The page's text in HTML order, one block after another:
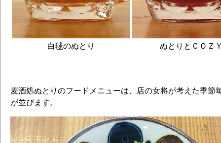
白毬のぬとり ぬとりとＣＯＺ
麦酒処ぬとりのフードメニューは、店の女将が考えた季節
が並びます。